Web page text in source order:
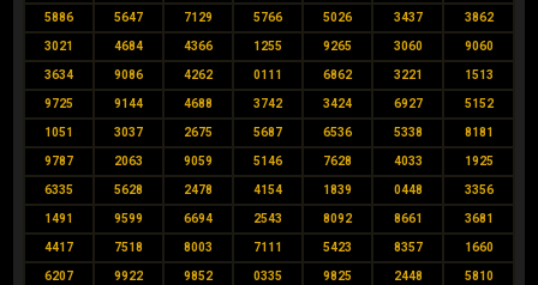
5886 5647 7129 5766 5026 3437 3862
3021 4684 4366 1255 9265 3060 9060
3634 9086 4262 0111 6862 3221 1513
9725 9144 4688 3742 3424 6927 5152
1051 3037 2675 5687 6536 5338 8181
9787 2063 9059 5146 7628 4033 1925
6335 5628 2478 4154 1839 0448 3356
1491 9599 6694 2543 8092 8661 3681
4417 7518 8003 7111 5423 8357 1660
6207 9922 9852 0335 9825 2448 5810